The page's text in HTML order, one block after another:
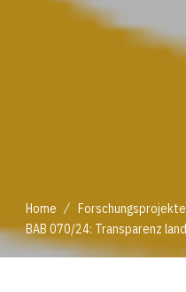
Home / Forschungsprojekte